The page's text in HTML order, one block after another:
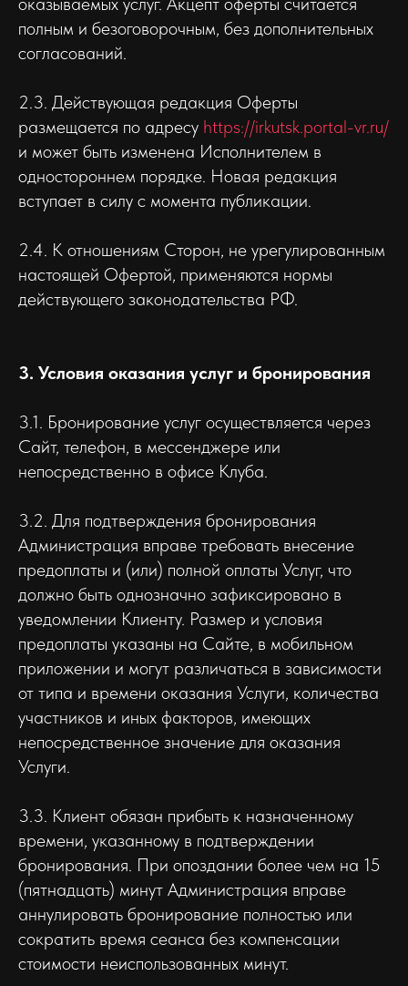
полным и безоговорочным, без дополнительных
согласований.
2.3. Действующая редакция Оферты
размещается по адресу https://irkutsk.portal-vr.ru/
и может быть изменена Исполнителем в
одностороннем порядке. Новая редакция
вступает в силу с момента публикации.
2.4. К отношениям Сторон, не урегулированным
настоящей Офертой, применяются нормы
действующего законодательства РФ.
3. Условия оказания услуг и бронирования
3.1. Бронирование услуг осуществляется через
Сайт, телефон, в мессенджере или
непосредственно в офисе Клуба.
3.2. Для подтверждения бронирования
Администрация вправе требовать внесение
предоплаты и (или) полной оплаты Услуг, что
должно быть однозначно зафиксировано в
уведомлении Клиенту. Размер и условия
предоплаты указаны на Сайте, в мобильном
приложении и могут различаться в зависимости
от типа и времени оказания Услуги, количества
участников и иных факторов, имеющих
непосредственное значение для оказания
Услуги.
3.3. Клиент обязан прибыть к назначенному
времени, указанному в подтверждении
бронирования. При опоздании более чем на 15
(пятнадцать) минут Администрация вправе
аннулировать бронирование полностью или
сократить время сеанса без компенсации
стоимости неиспользованных минут.